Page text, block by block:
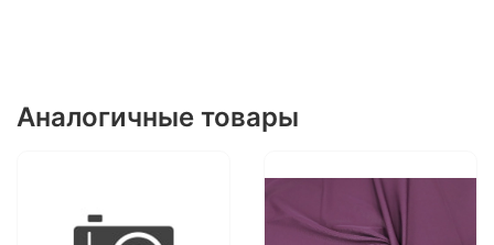
Аналогичные товары